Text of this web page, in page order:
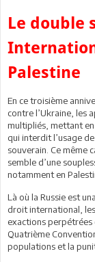
Le double
Palestine
En ce troisième
contre l’Ukraine, les
multipliés, mettant en
qui interdit l’usage
souverain. Ce même
semble d’une
notamment en
Là où la Russie est
droit international,
exactions perpétrées
Quatrième
populations et la